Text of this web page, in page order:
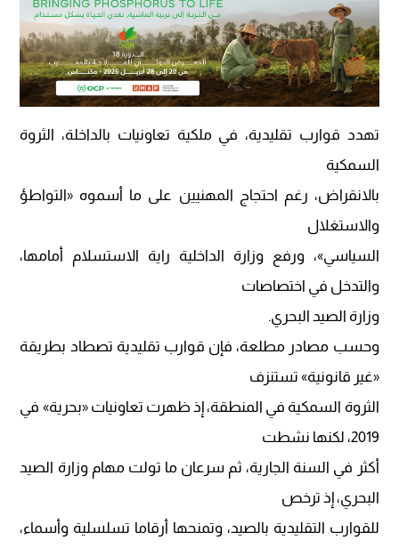
تهدد قوارب تقليدية، في ملكية تعاونيات بالداخلة، الثروة
السمكية
بالانقراض، رغم احتجاج المهنيين على ما أسموه «التواطؤ
والاستغلال
السياسي»، ورفع وزارة الداخلية راية الاستسلام أمامها،
والتدخل في اختصاصات
وزارة الصيد البحري.
وحسب مصادر مطلعة، فإن قوارب تقليدية تصطاد بطريقة
«غير قانونية» تستنزف
الثروة السمكية في المنطقة، إذ ظهرت تعاونيات «بحرية» في
2019، لكنها نشطت
أكثر في السنة الجارية، ثم سرعان ما تولت مهام وزارة الصيد
البحري، إذ ترخص
للقوارب التقليدية بالصيد، وتمنحها أرقاما تسلسلية وأسماء،